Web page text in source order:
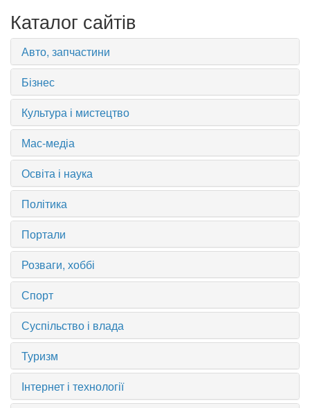
Каталог сайтів
Авто, запчастини
Бізнес
Культура і мистецтво
Мас-медіа
Освіта і наука
Політика
Портали
Розваги, хоббі
Спорт
Суспільство і влада
Туризм
Інтернет і технології